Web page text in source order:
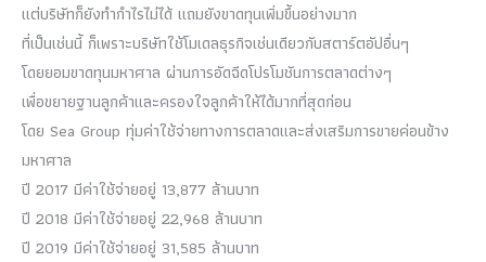
แต่บริษัทก็ยังทำกำไรไม่ได้ แถมยังขาดทุนเพิ่มขึ้นอย่างมาก
ที่เป็นเช่นนี้ ก็เพราะบริษัทใช้โมเดลธุรกิจเช่นเดียวกับสตาร์ตอัปอื่นๆ
โดยยอมขาดทุนมหาศาล ผ่านการอัดฉีดโปรโมชันการตลาดต่างๆ
เพื่อขยายฐานลูกค้าและครองใจลูกค้าให้ได้มากที่สุดก่อน
โดย Sea Group ทุ่มค่าใช้จ่ายทางการตลาดและส่งเสริมการขายค่อนข้าง
มหาศาล
ปี 2017 มีค่าใช้จ่ายอยู่ 13,877 ล้านบาท
ปี 2018 มีค่าใช้จ่ายอยู่ 22,968 ล้านบาท
ปี 2019 มีค่าใช้จ่ายอยู่ 31,585 ล้านบาท